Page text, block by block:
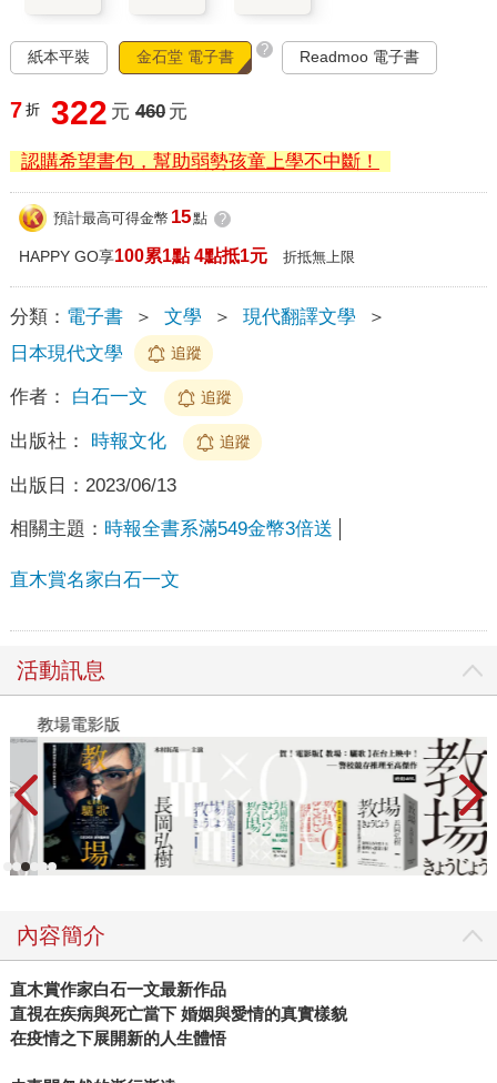
紙本平裝 金石堂 電子書 ? Readmoo 電子書
7 折 322 元 460 元
認購希望書包，幫助弱勢孩童上學不中斷！
預計最高可得金幣 15點 ?
HAPPY GO享100累1點 4點抵1元 折抵無上限
分類： 電子書 ＞ 文學 ＞ 現代翻譯文學
＞
日本現代文學
追蹤
作者： 白石一文 追蹤
出版社： 時報文化 追蹤
出版日： 2023/06/13
相關主題： 時報全書系滿549金幣3倍送
直木賞名家白石一文
活動訊息
教場電影版
內容簡介
直木賞作家白石一文最新作品
直視在疾病與死亡當下 婚姻與愛情的真實樣貌
在疫情之下展開新的人生體悟